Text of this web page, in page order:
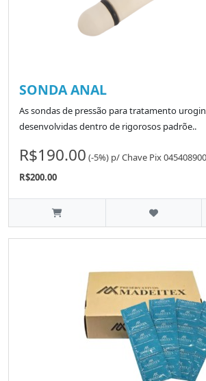
SONDA ANAL
As sondas de pressão para tratamento
desenvolvidas dentro de rigorosos padrõe..
R$190.00 (-5%) p/Chave Pix
R$200.00